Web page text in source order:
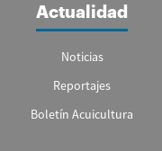
Actualidad
Noticias
Reportajes
Boletín Acuicultura